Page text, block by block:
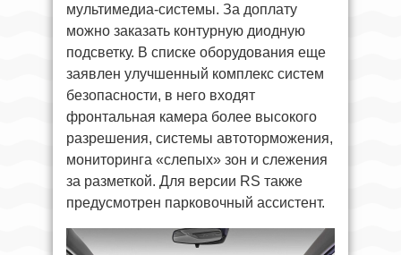
мультимедиа-системы. За доплату
можно заказать контурную диодную
подсветку. В списке оборудования еще
заявлен улучшенный комплекс систем
безопасности, в него входят
фронтальная камера более высокого
разрешения, системы автоторможения,
мониторинга «слепых» зон и слежения
за разметкой. Для версии RS также
предусмотрен парковочный ассистент.